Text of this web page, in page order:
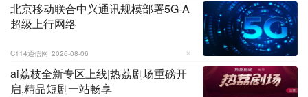
北京移动联合中兴通讯规模部署5G-A
超级上行网络
C114通信网 2026-08-06
ai荔枝全新专区上线|热荔剧场重磅开
启,精品短剧一站畅享